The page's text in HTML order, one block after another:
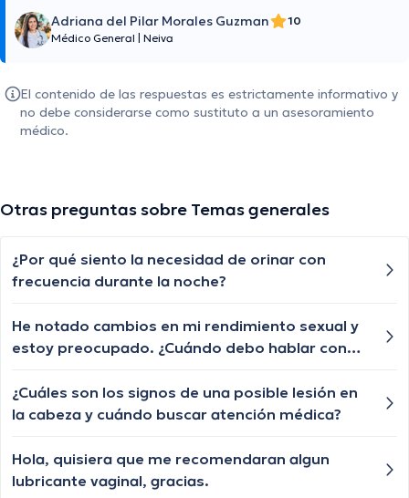
Adriana del Pilar Morales Guzman
10
Médico General
Neiva
El contenido de las respuestas es estrictamente informativo y
no debe considerarse como sustituto a un asesoramiento
médico.
Otras preguntas sobre Temas generales
¿Por qué siento la necesidad de orinar con
frecuencia durante la noche?
He notado cambios en mi rendimiento sexual y
estoy preocupado. ¿Cuándo debo hablar con
¿Cuáles son los signos de una posible lesión en
la cabeza y cuándo buscar atención médica?
Hola, quisiera que me recomendaran algun
lubricante vaginal, gracias.